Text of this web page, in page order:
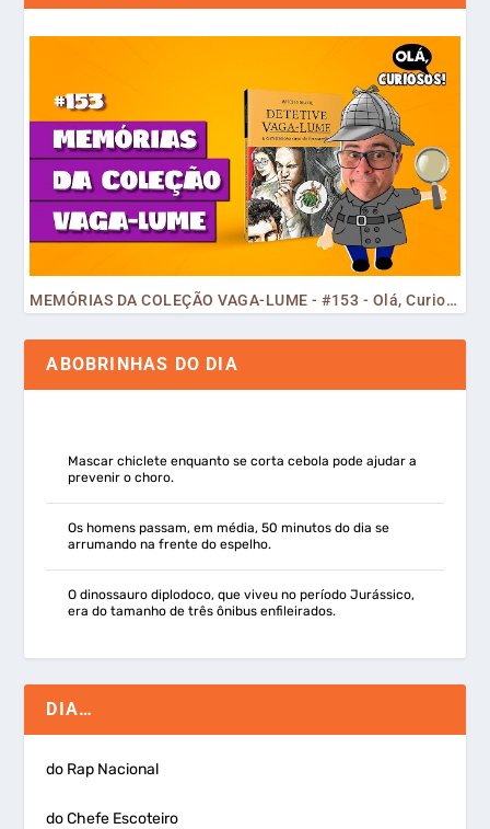
MEMÓRIAS DA COLEÇÃO VAGA-LUME - #153 - Olá, Curiosos! 2023
ABOBRINHAS DO DIA
Mascar chiclete enquanto se corta cebola pode ajudar a
prevenir o choro.
Os homens passam, em média, 50 minutos do dia se
arrumando na frente do espelho.
O dinossauro diplodoco, que viveu no período Jurássico,
era do tamanho de três ônibus enfileirados.
DIA…
do Rap Nacional
do Chefe Escoteiro